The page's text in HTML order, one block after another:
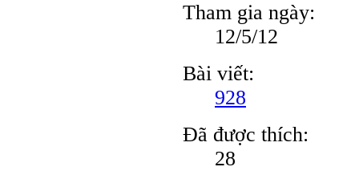
Tham gia ngày:
12/5/12
Bài viết:
928
Đã được thích:
28